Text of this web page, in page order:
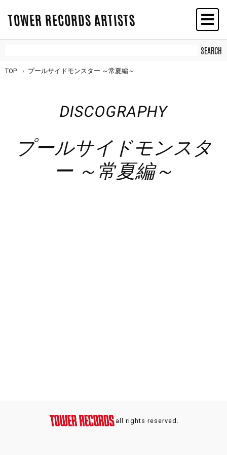
TOWER RECORDS ARTISTS
TOP プールサイドモンスター ～常夏編～
DISCOGRAPHY
プールサイドモンスタ
ー ～常夏編～
all rights reserved.